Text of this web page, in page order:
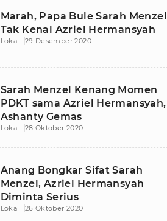
Marah, Papa Bule Sarah Menzel
Tak Kenal Azriel Hermansyah
Lokal 29 Desember 2020
Sarah Menzel Kenang Momen
PDKT sama Azriel Hermansyah,
Ashanty Gemas
Lokal 28 Oktober 2020
Anang Bongkar Sifat Sarah
Menzel, Azriel Hermansyah
Diminta Serius
Lokal 26 Oktober 2020